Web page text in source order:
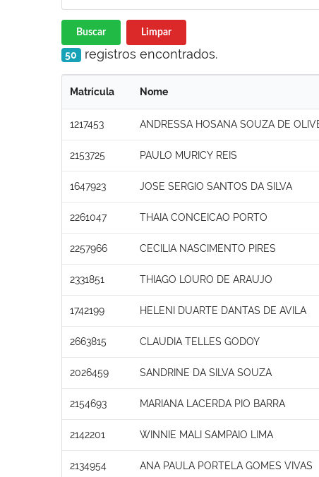
Buscar Limpar
50 registros encontrados.
Matrícula Nome
1217453 ANDRESSA HOSANA SOUZA DE
2153725 PAULO MURICY REIS
1647923 JOSE SERGIO SANTOS DA SILVA
2261047 THAIA CONCEICAO PORTO
2257966 CECILIA NASCIMENTO PIRES
2331851 THIAGO LOURO DE ARAUJO
1742199 HELENI DUARTE DANTAS DE AVILA
2663815 CLAUDIA TELLES GODOY
2026459 SANDRINE DA SILVA SOUZA
2154693 MARIANA LACERDA PIO BARRA
2142201 WINNIE MALI SAMPAIO LIMA
2134954 ANA PAULA PORTELA GOMES VIVAS